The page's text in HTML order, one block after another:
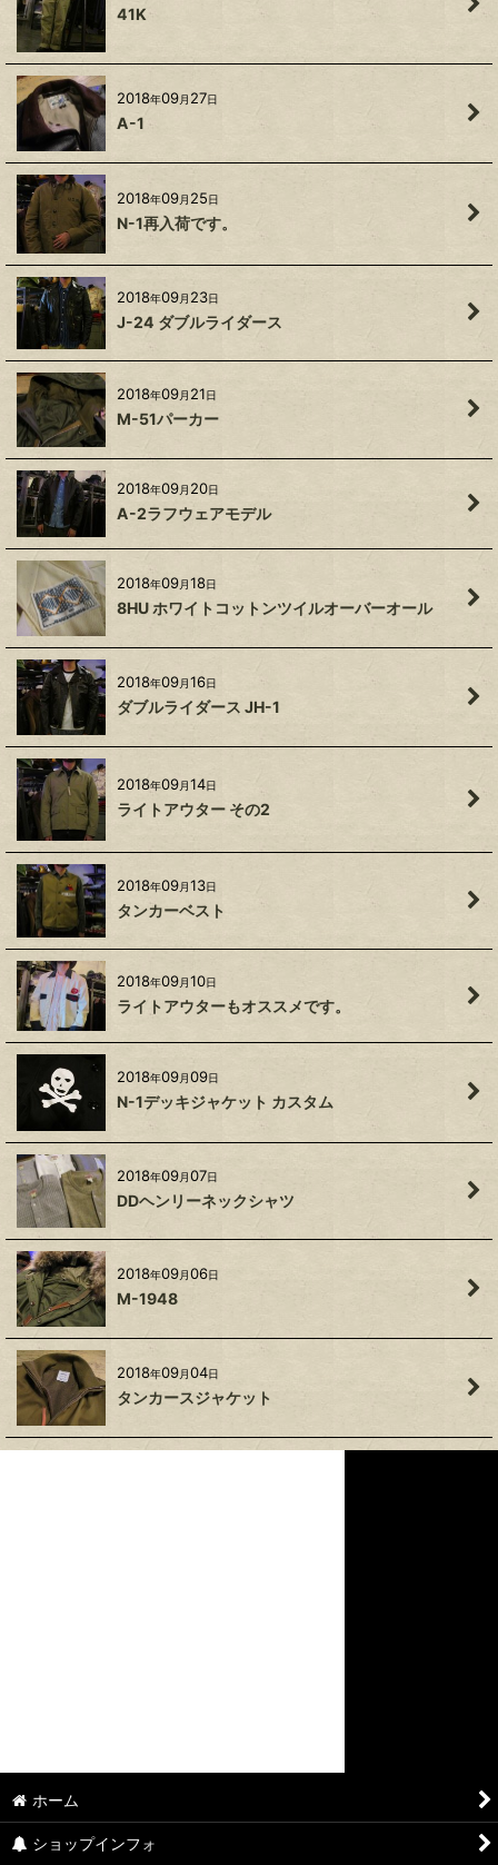
41K
2018年09月 27日
A-1
2018年09月 25日
N-1再入荷です。
2018年09月 23日
J-24 ダブルライダース
2018年09月 21日
M-51パーカー
2018年09月 20日
A-2ラフウェアモデル
2018年09月18日
8HU ホワイトコットンツイルオーバーオール
2018年09月16日
ダブルライダース JH-1
2018年09月14日
ライトアウター その2
2018年09月13日
タンカーベスト
2018年09月10日
ライトアウターもオススメです。
2018年09月09日
N-1デッキジャケット カスタム
2018年09月07日
DDヘンリーネックシャツ
2018年09月06日
M-1948
2018年09月04日
タンカースジャケット
ホーム
ショップインフォ